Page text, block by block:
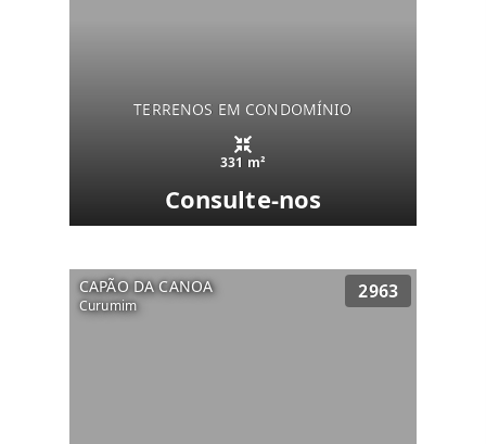
TERRENOS EM CONDOMÍNIO
331 m²
Consulte-nos
CAPÃO DA CANOA
Curumim
2963